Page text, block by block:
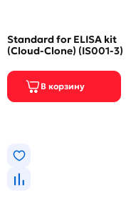
Standard for ELISA kit
(Cloud-Clone) (IS001-3)